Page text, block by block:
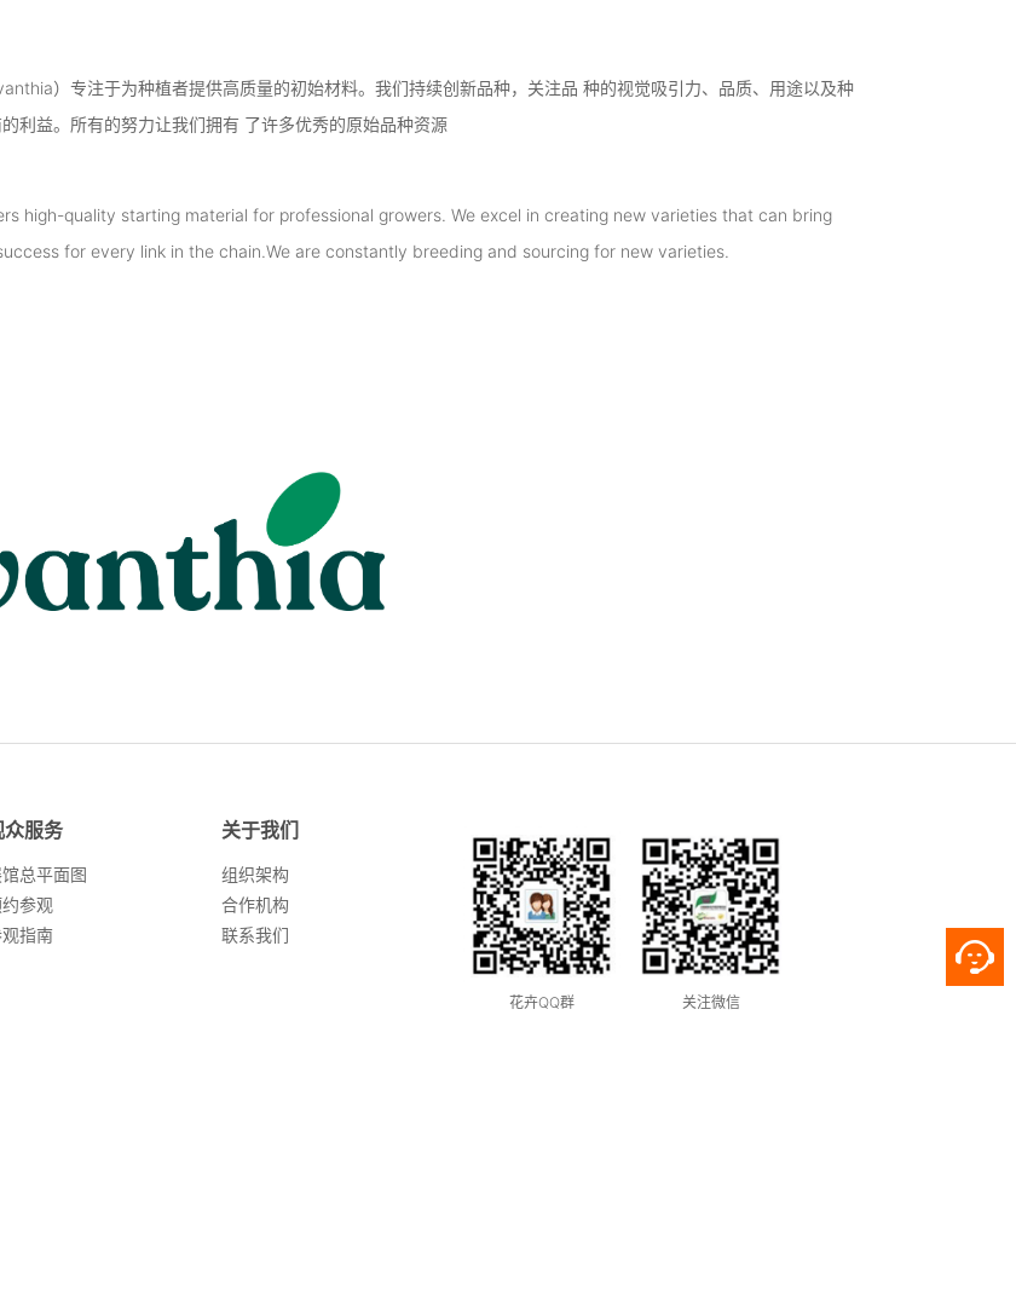
）专注于为种植者提供高质量的初始材料。我们持续创新品种，关注品 种的视觉吸引力、品质、用途以及种
利益。所有的努力让我们拥有 了许多优秀的原始品种资源
high-quality starting material for professional growers. We excel in creating new varieties that can bring
for every link in the chain.We are constantly breeding and sourcing for new varieties.
众服务
总平面图
参观
指南
关于我们
组织架构
合作机构
联系我们
花卉QQ群 关注微信